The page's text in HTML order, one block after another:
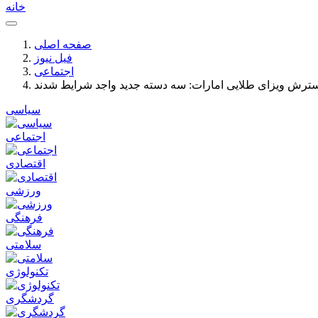
خانه
صفحه اصلی
فیل نیوز
اجتماعی
ویزای طلایی امارات: سه دسته جدید واجد شرایط شدند
سیاسی
اجتماعی
اقتصادی
ورزشی
فرهنگی
سلامتی
تکنولوژی
گردشگری